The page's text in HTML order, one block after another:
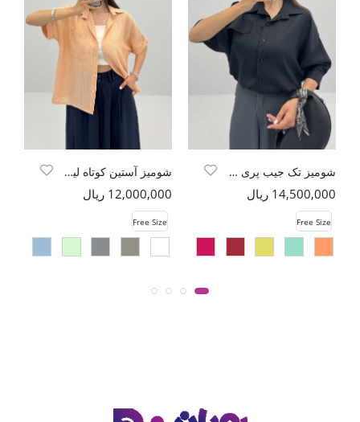
شومیز تک جیب پری سیلک پایین گت دار
14,500,000 ریال
Free Size
شومیز آستین کوتاه لینن اسلپ
12,000,000 ریال
Free Size